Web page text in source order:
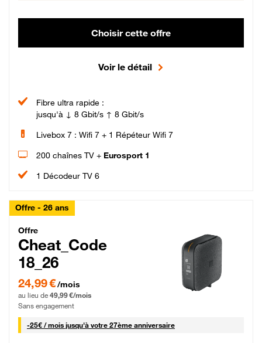
Choisir cette offre
Voir le détail
Fibre ultra rapide :
jusqu'à ↓ 8 Gbit/s ↑ 8 Gbit/s
Livebox 7 : Wifi 7 + 1 Répéteur Wifi 7
200 chaînes TV + Eurosport 1
1 Décodeur TV 6
Offre - 26 ans
Cheat_Code Fibre_18_26
Offre
Cheat_Code
18_26
24,99 € par mois pendant 0 mois puis 49,99 € par mois, Sans engagement
24,99 €/mois
au lieu de 49,99 €/mois
Sans engagement
-25€ / mois25 € par mois
jusqu'à votre 27ème anniversaire